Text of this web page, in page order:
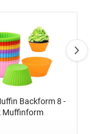
Backform 8 -
Muffinform